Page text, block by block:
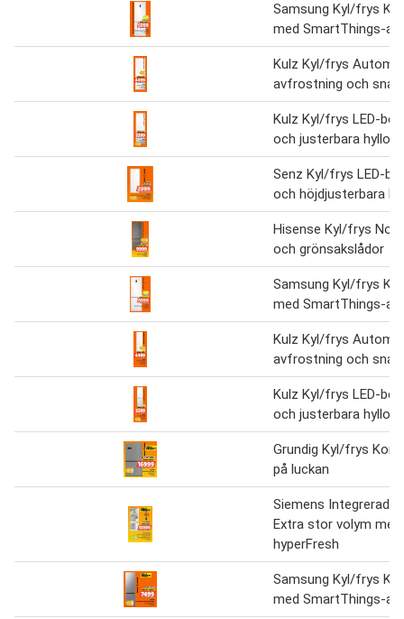
Samsung Kyl/frys
med SmartThings-
Kulz Kyl/frys
avfrostning och
Kulz Kyl/frys LED-
och justerbara hyllor
Senz Kyl/frys LED-
och höjdjusterbara
Hisense Kyl/frys
och grönsakslådor
Samsung Kyl/frys
med SmartThings-
Kulz Kyl/frys
avfrostning och
Kulz Kyl/frys LED-
och justerbara hyllor
Grundig Kyl/frys
på luckan
Siemens Integrerad
Extra stor volym med
hyperFresh
Samsung Kyl/frys
med SmartThings-